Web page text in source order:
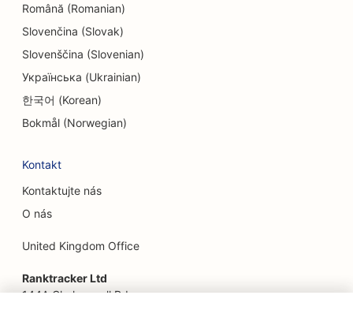
SEO pro únikové místnosti
SEO pro restaurace Farm-to-Table
SEO pro služby faceliftu
SEO pro finanční plánovače
Română (Romanian)
Slovenčina (Slovak)
Slovenščina (Slovenian)
Українська (Ukrainian)
한국어 (Korean)
Bokmål (Norwegian)
Kontakt
Kontaktujte nás
O nás
United Kingdom Office
Ranktracker Ltd
144A Clerkenwell Rd